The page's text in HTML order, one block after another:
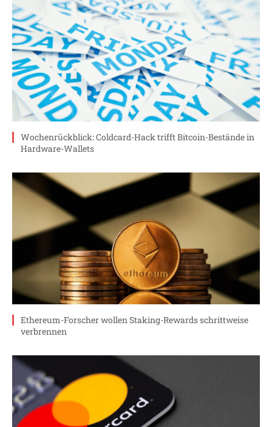
Wochenrückblick: Coldcard-Hack trifft Bitcoin-Bestände in
Hardware-Wallets
Ethereum-Forscher wollen Staking-Rewards schrittweise
verbrennen